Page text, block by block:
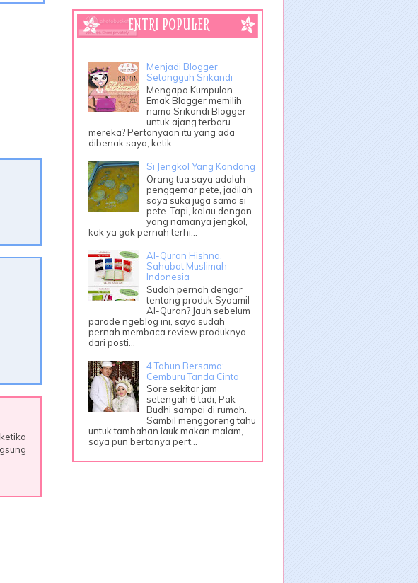
ENTRI POPULER
Menjadi Blogger
Setangguh Srikandi
Mengapa Kumpulan
Emak Blogger memilih
nama Srikandi Blogger
untuk ajang terbaru
mereka? Pertanyaan itu yang ada
dibenak saya, ketik...
Si Jengkol Yang Kondang
Orang tua saya adalah
penggemar pete, jadilah
saya suka juga sama si
pete. Tapi, kalau dengan
yang namanya jengkol,
kok ya gak pernah terhi...
Al-Quran Hishna,
Sahabat Muslimah
Indonesia
Sudah pernah dengar
tentang produk Syaamil
Al-Quran? Jauh sebelum
parade ngeblog ini, saya sudah
pernah membaca review produknya
dari posti...
4 Tahun Bersama:
Cemburu Tanda Cinta
Sore sekitar jam
setengah 6 tadi, Pak
Budhi sampai di rumah.
Sambil menggoreng tahu
untuk tambahan lauk makan malam,
saya pun bertanya pert...